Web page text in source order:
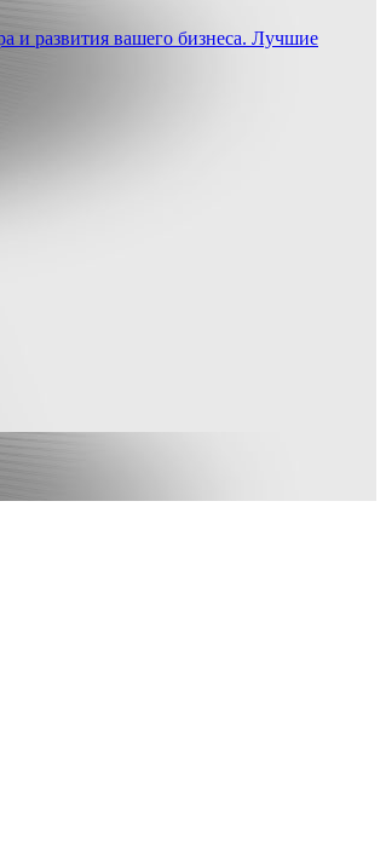
и развития вашего бизнеса. Лучшие